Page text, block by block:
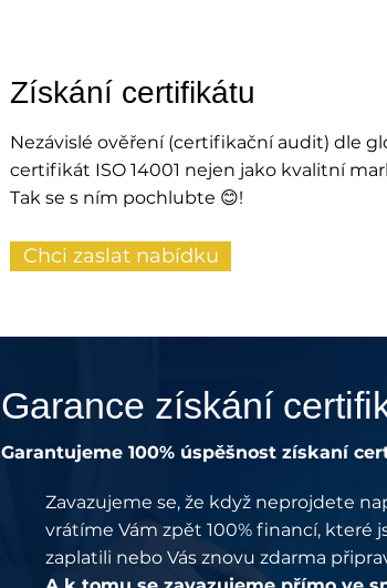
Získání certifikátu
Nezávislé ověření (certifikační audit) dle
certifikát ISO 14001 nejen jako kvalitní
Tak se s ním pochlubte 😊!
Chci zaslat nabídku
Garance získání
Garantujeme 100% úspěšnost získaní
Zavazujeme se, že když neprojdete
vrátíme Vám zpět 100% financí, které
zaplatili nebo Vás znovu zdarma